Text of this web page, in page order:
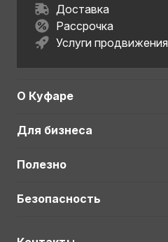
Доставка
Рассрочка
Услуги продвижения
О Куфаре
Для бизнеса
Полезно
Безопасность